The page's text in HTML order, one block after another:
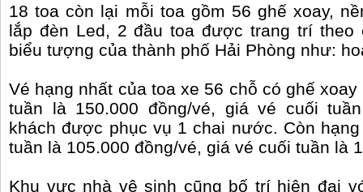
18 toa còn lại mỗi toa gồm 56 ghế xoay,
lắp đèn Led, 2 đầu toa được trang trí
biểu tượng của thành phố Hải Phòng như:
Vé hạng nhất của toa xe 56 chỗ có ghế
tuần là 150.000 đồng/vé, giá vé cuối
khách được phục vụ 1 chai nước. Còn
tuần là 105.000 đồng/vé, giá vé cuối tuần là
Khu vực nhà vệ sinh cũng bố trí hiện đại